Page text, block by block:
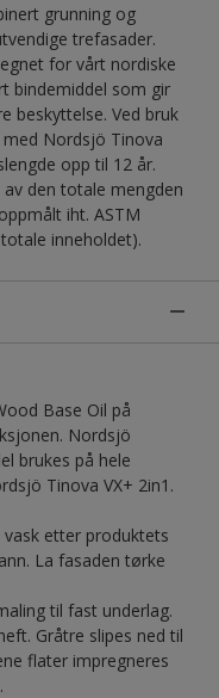
grunning og
trefasader.
for vårt nordiske
bindemiddel som gir
beskyttelse. Ved bruk
Nordsjö Tinova
opp til 12 år.
den totale mengden
iht. ASTM
inneholdet).
Base Oil på
Nordsjö
brukes på hele
Tinova VX+ 2in1.
vask etter produktets
La fasaden tørke
til fast underlag.
Gråtre slipes ned til
flater impregneres